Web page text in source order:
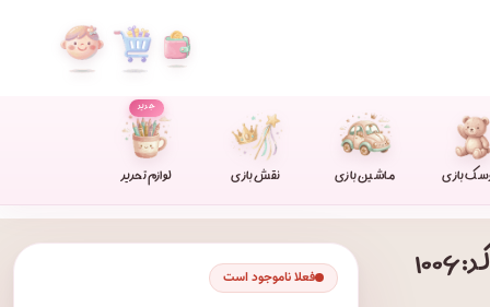
بازی ماشین بازی نقش بازی لوازم تحریر
جدید
فعلا ناموجود است